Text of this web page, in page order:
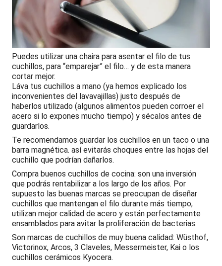
Puedes utilizar una chaira para asentar el filo de tus
cuchillos, para “emparejar” el filo… y de esta manera
cortar mejor.
Láva tus cuchillos a mano (ya hemos explicado los
inconvenientes del lavavajillas) justo después de
haberlos utilizado (algunos alimentos pueden corroer el
acero si lo expones mucho tiempo) y sécalos antes de
guardarlos.
Te recomendamos guardar los cuchillos en un taco o una
barra magnética. así evitarás choques entre las hojas del
cuchillo que podrían dañarlos.
Compra buenos cuchillos de cocina: son una inversión
que podrás rentabilizar a los largo de los años. Por
supuesto las buenas marcas se preocupan de diseñar
cuchillos que mantengan el filo durante más tiempo,
utilizan mejor calidad de acero y están perfectamente
ensamblados para avitar la proliferación de bacterias.
Son marcas de cuchillos de muy buena calidad: Wüsthof,
Victorinox, Arcos, 3 Claveles, Messermeister, Kai o los
cuchillos cerámicos Kyocera.